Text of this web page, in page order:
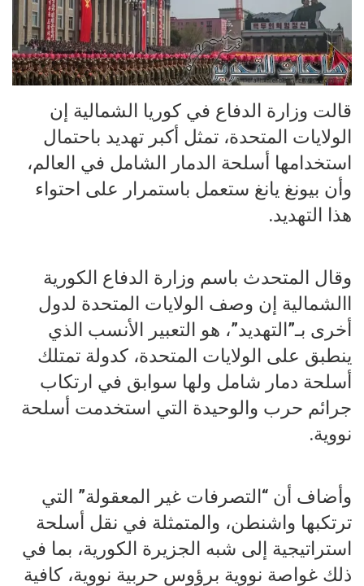
قالت وزارة الدفاع في كوريا الشمالية إن
الولايات المتحدة، تمثل أكبر تهديد باحتمال
استخدامها أسلحة الدمار الشامل في العالم،
وأن بيونغ يانغ ستعمل باستمرار على احتواء
هذا التهديد.
وقال المتحدث باسم وزارة الدفاع الكورية
االشمالية إن وصف الولايات المتحدة لدول
أخرى بـ”التهديد”، هو التعبير الأنسب الذي
ينطبق على الولايات المتحدة، كدولة تمتلك
أسلحة دمار شامل ولها سوابق في ارتكاب
جرائم حرب والوحيدة التي استخدمت أسلحة
نووية.
وأضاف أن “التصرفات غير المعقولة” التي
ترتكبها واشنطن، والمتمثلة في نقل أسلحة
استراتيجية إلى شبه الجزيرة الكورية، بما في
ذلك غواصة نووية برؤوس حربية نووية، كافية